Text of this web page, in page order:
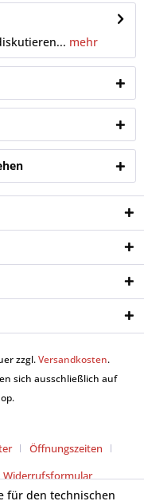
mehr
zzgl.Versandkosten.
sich ausschließlich auf
Öffnungszeiten
Widerrufsformular
für den technischen